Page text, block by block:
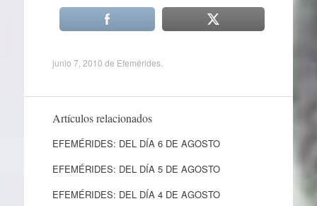
junio 7, 2010 de Efemérides.
Artículos relacionados
EFEMÉRIDES: DEL DÍA 6 DE AGOSTO
EFEMÉRIDES: DEL DÍA 5 DE AGOSTO
EFEMÉRIDES: DEL DÍA 4 DE AGOSTO